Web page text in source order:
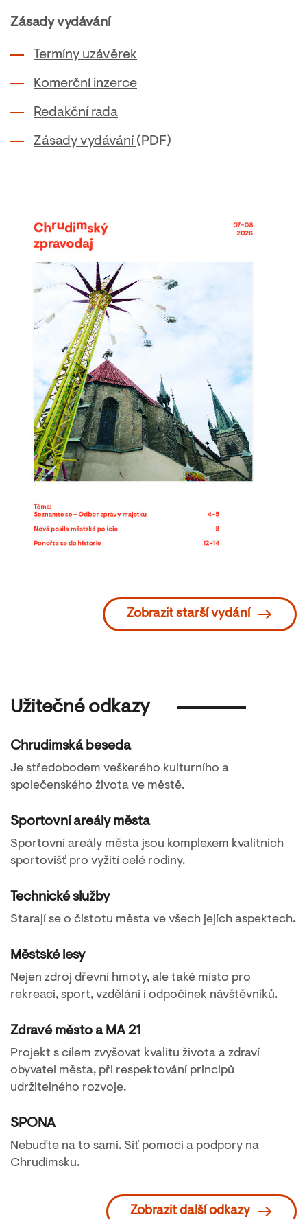
Zásady vydávání
Termíny uzávěrek
Komerční inzerce
Redakční rada
Zásady vydávání (PDF)
Zobrazit starší vydání
Užitečné odkazy
Chrudimská beseda
Je středobodem veškerého kulturního a
společenského života ve městě.
Sportovní areály města
Sportovní areály města jsou komplexem kvalitních
sportovišť pro vyžití celé rodiny.
Technické služby
Starají se o čistotu města ve všech jejích aspektech.
Městské lesy
Nejen zdroj dřevní hmoty, ale také místo pro
rekreaci, sport, vzdělání i odpočinek návštěvníků.
Zdravé město a MA 21
Projekt s cílem zvyšovat kvalitu života a zdraví
obyvatel města, při respektování principů
udržitelného rozvoje.
SPONA
Nebuďte na to sami. Síť pomoci a podpory na
Chrudimsku.
Zobrazit další odkazy